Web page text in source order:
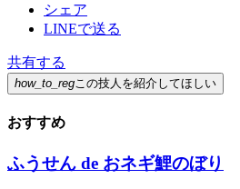
シェア
LINEで送る
共有する
how_to_reg この技人を紹介してほしい
おすすめ
ふうせん de おネギ鯉のぼり